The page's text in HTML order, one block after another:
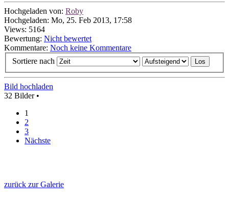
Hochgeladen von: Roby
Hochgeladen: Mo, 25. Feb 2013, 17:58
Views: 5164
Bewertung: Nicht bewertet
Kommentare: Noch keine Kommentare
Sortiere nach
Bild hochladen
32 Bilder •
1
2
3
Nächste
zurück zur Galerie